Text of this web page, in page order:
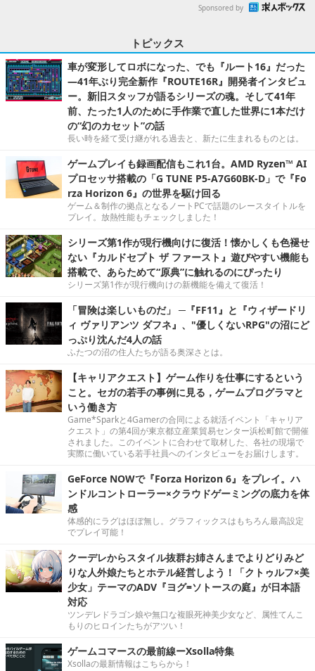
Sponsored by
トピックス
車が変形してロボになった、でも『ルート16』だった
―41年ぶり完全新作『ROUTE16R』開発者インタビュ
ー。新旧スタッフが語るシリーズの魂。そして41年
前、たった1人のために手作業で直した世界に1本だけ
の“幻のカセット”の話
長い時を経て受け継がれる過去と、新たに生まれるものとは。
ゲームプレイも録画配信もこれ1台。AMD Ryzen™ AI
プロセッサ搭載の「G TUNE P5-A7G60BK-D」で『Fo
rza Horizon 6』の世界を駆け回る
ゲーム＆制作の拠点となるノートPCで話題のレースタイトルを
プレイ。放熱性能もチェックしました！
シリーズ第1作が現行機向けに復活！懐かしくも色褪せ
ない『カルドセプト ザ ファースト』遊びやすい機能も
搭載で、あらためて“原典”に触れるのにぴったり
シリーズ第1作が現行機向けの新機能を備えて復活！
「冒険は楽しいものだ」 ─『FF11』と『ウィザードリ
ィ ヴァリアンツ ダフネ』、"優しくないRPG"の沼にど
っぷり沈んだ4人の話
ふたつの沼の住人たちが語る奥深さとは。
【キャリアクエスト】ゲーム作りを仕事にするという
こと。セガの若手の事例に見る，ゲームプログラマと
いう働き方
Game*Sparkと4Gamerの合同による就活イベント「キャリア
クエスト」の第4回が東京都立産業貿易センター浜松町館で開催
されました。このイベントに合わせて取材した、各社の現場で
実際に働いている若手社員へのインタビューをお届けします。
GeForce NOWで『Forza Horizon 6』をプレイ。ハ
ンドルコントローラー×クラウドゲーミングの底力を体
感
体感的にラグはほぼ無し。グラフィックスはもちろん最高設定
でプレイ可能！
クーデレからスタイル抜群お姉さんまでよりどりみど
りな人外娘たちとホテル経営しよう！「クトゥルフ×美
少女」テーマのADV『ヨグ=ソトースの庭』が日本語
対応
ツンデレドラゴン娘や無口な複眼死神美少女など、属性てんこ
もりのヒロインたちがアツい！
ゲームコマースの最前線ーXsolla特集
Xsollaの最新情報はこちらから！